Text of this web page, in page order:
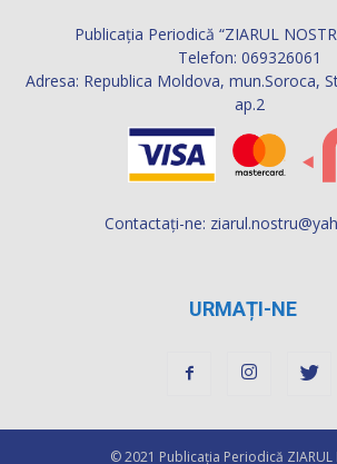
Publicația Periodică “ZIARUL
Telefon: 069326061
Adresa: Republica Moldova, mun.Soroca,
ap.2
Contactați-ne:
URMAȚI-NE
© 2021 Publicaţia Periodică ZIARUL